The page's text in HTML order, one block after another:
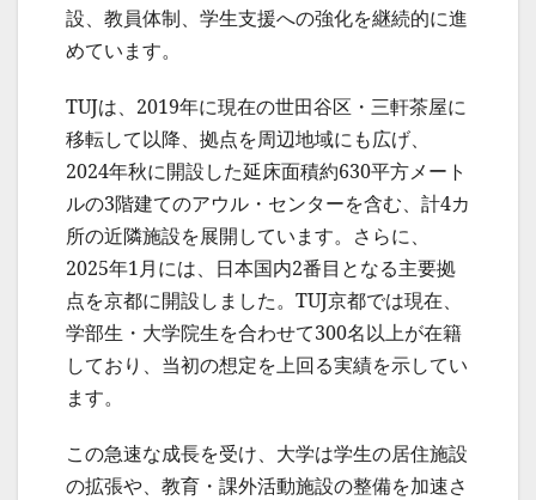
設、教員体制、学生支援への強化を継続的に進
めています。
TUJは、2019年に現在の世田谷区・三軒茶屋に
移転して以降、拠点を周辺地域にも広げ、
2024年秋に開設した延床面積約630平方メート
ルの3階建てのアウル・センターを含む、計4カ
所の近隣施設を展開しています。さらに、
2025年1月には、日本国内2番目となる主要拠
点を京都に開設しました。TUJ京都では現在、
学部生・大学院生を合わせて300名以上が在籍
しており、当初の想定を上回る実績を示してい
ます。
この急速な成長を受け、大学は学生の居住施設
の拡張や、教育・課外活動施設の整備を加速さ